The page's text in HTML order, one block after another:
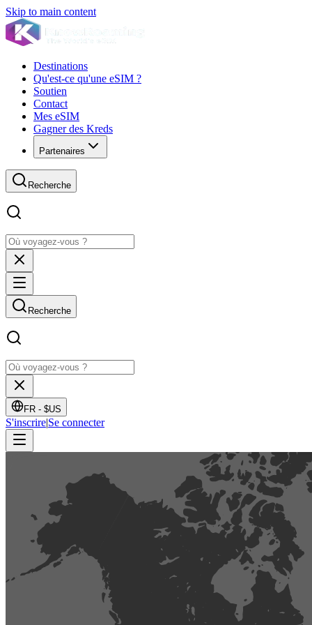
Skip to main content
Destinations
Qu'est-ce qu'une eSIM ?
Soutien
Contact
Mes eSIM
Gagner des Kreds
Partenaires
Recherche
Recherche
FR - $US
S'inscrire|Se connecter